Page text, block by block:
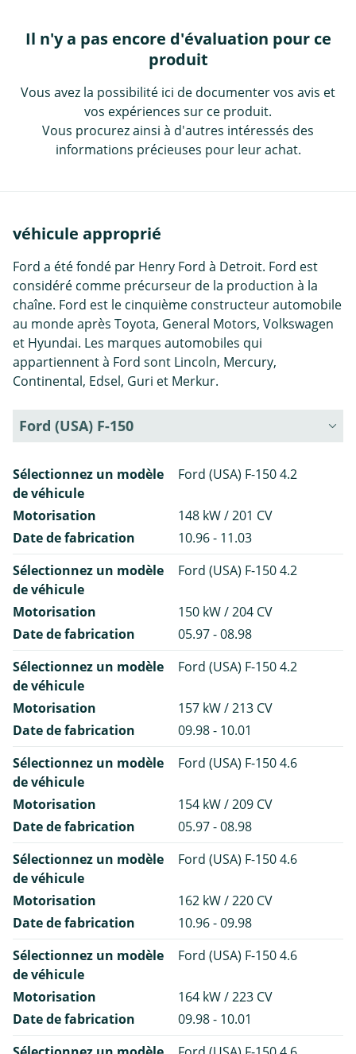
Il n'y a pas encore d'évaluation pour ce
produit
Vous avez la possibilité ici de documenter vos avis et
vos expériences sur ce produit.
Vous procurez ainsi à d'autres intéressés des
informations précieuses pour leur achat.
véhicule approprié
Ford a été fondé par Henry Ford à Detroit. Ford est
considéré comme précurseur de la production à la
chaîne. Ford est le cinquième constructeur automobile
au monde après Toyota, General Motors, Volkswagen
et Hyundai. Les marques automobiles qui
appartiennent à Ford sont Lincoln, Mercury,
Continental, Edsel, Guri et Merkur.
Ford (USA) F-150
Sélectionnez un modèle
de véhicule
Ford (USA) F-150 4.2
Motorisation
148 kW / 201 CV
Date de fabrication
10.96 - 11.03
Sélectionnez un modèle
de véhicule
Ford (USA) F-150 4.2
Motorisation
150 kW / 204 CV
Date de fabrication
05.97 - 08.98
Sélectionnez un modèle
de véhicule
Ford (USA) F-150 4.2
Motorisation
157 kW / 213 CV
Date de fabrication
09.98 - 10.01
Sélectionnez un modèle
de véhicule
Ford (USA) F-150 4.6
Motorisation
154 kW / 209 CV
Date de fabrication
05.97 - 08.98
Sélectionnez un modèle
de véhicule
Ford (USA) F-150 4.6
Motorisation
162 kW / 220 CV
Date de fabrication
10.96 - 09.98
Sélectionnez un modèle
de véhicule
Ford (USA) F-150 4.6
Motorisation
164 kW / 223 CV
Date de fabrication
09.98 - 10.01